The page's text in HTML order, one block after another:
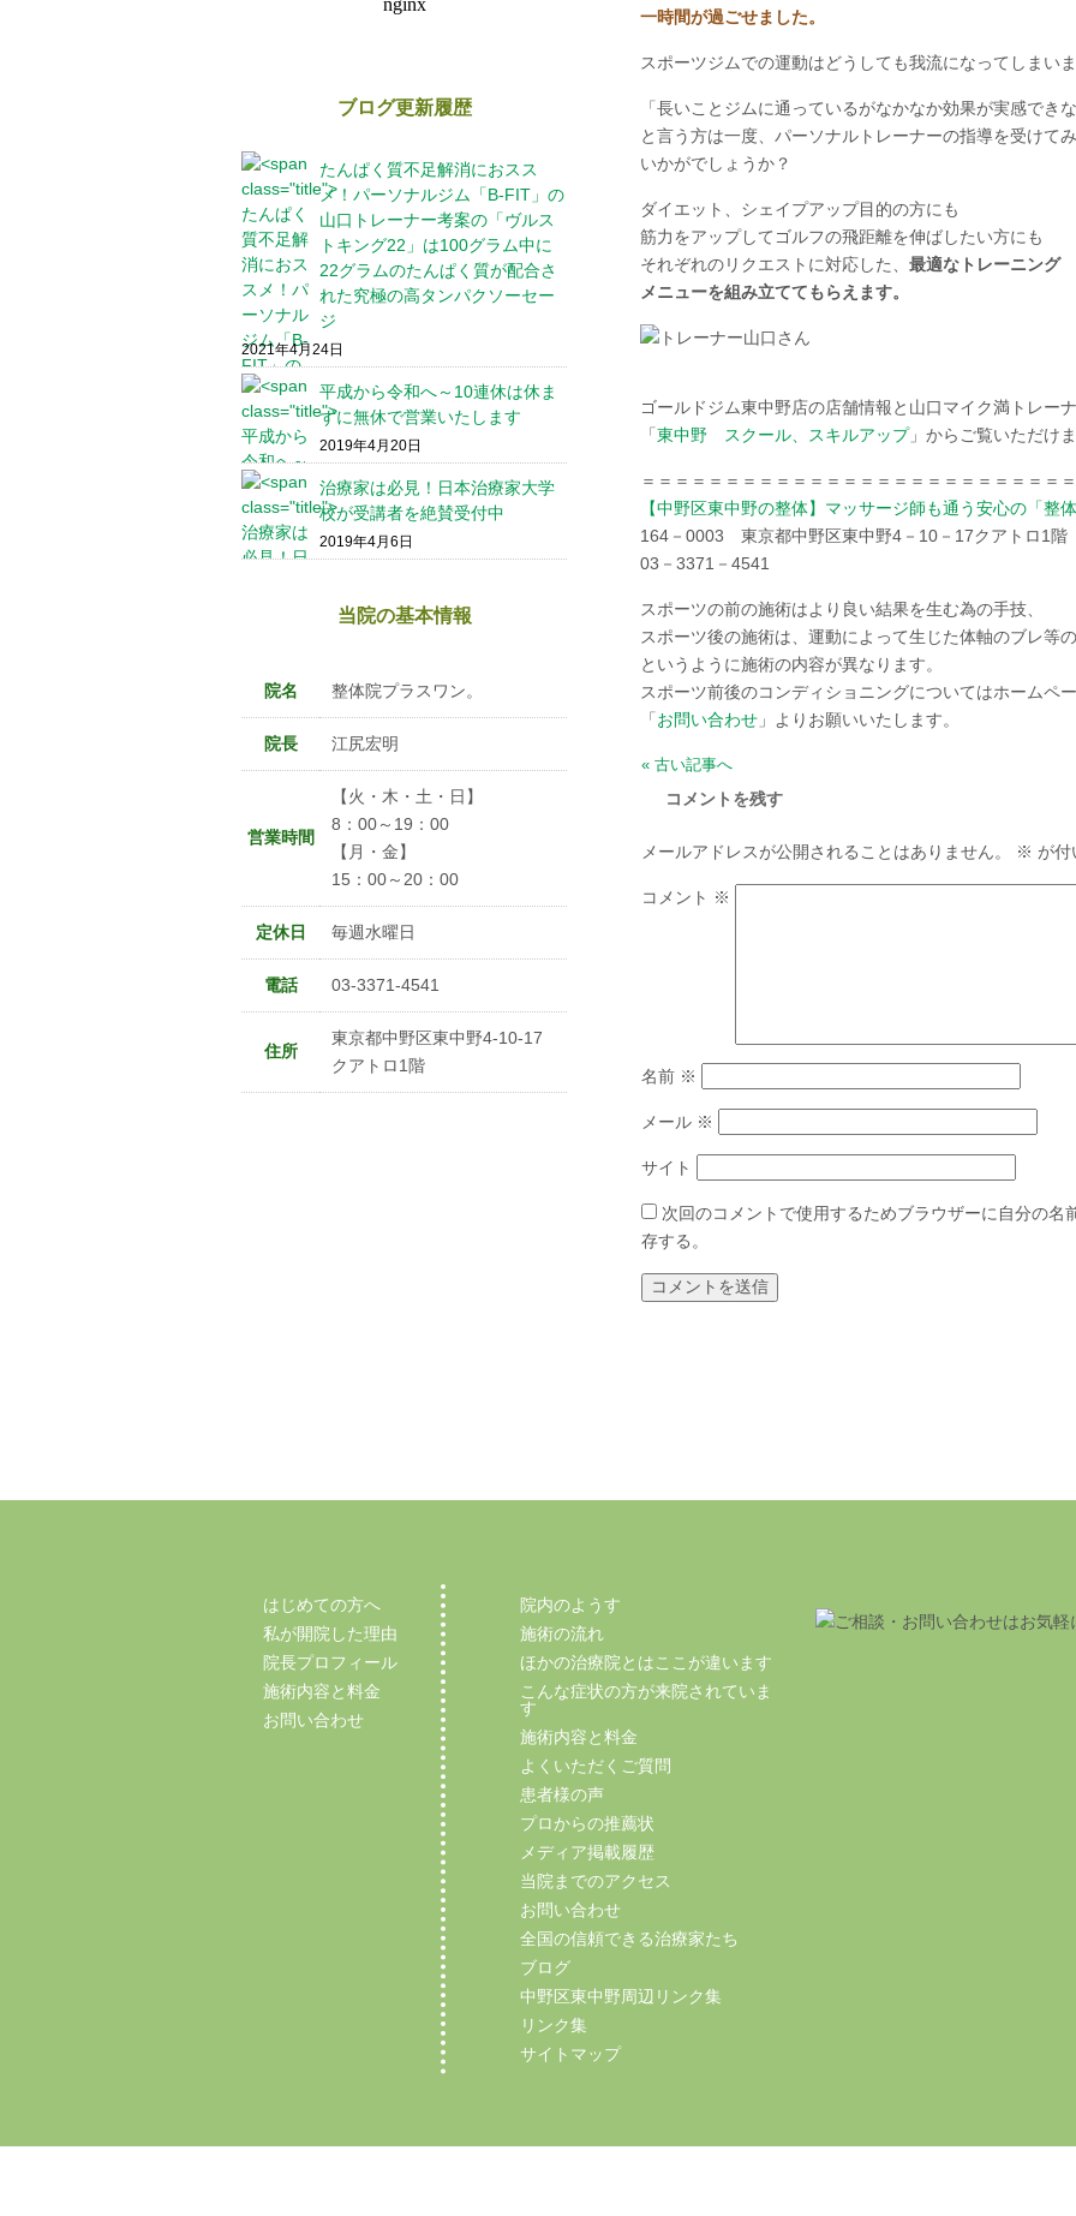
一時間が過ごせました。
スポーツジムでの運動はどうしても我流になってしまいま
「長いことジムに通っているがなかなか効果が実感できな
と言う方は一度、パーソナルトレーナーの指導を受けて
いかがでしょうか？
ダイエット、シェイプアップ目的の方にも
筋力をアップしてゴルフの飛距離を伸ばしたい方にも
それぞれのリクエストに対応した、 最適なトレーニング
メニューを組み立ててもらえます。
ゴールドジム東中野店の店舗情報と山口マイク満トレー
「 東中野 スクール、スキルアップ」からご覧いただけま
＝＝＝＝＝＝＝＝＝＝＝＝＝＝＝＝＝＝＝＝＝＝＝＝＝
【中野区東中野の整体】マッサージ師も通う安心の「整
164－0003 東京都中野区東中野4－10－17クアトロ1階
03－3371－4541
スポーツの前の施術はより良い結果を生む為の手技、
スポーツ後の施術は、運動によって生じた体軸のブレ等
というように施術の内容が異なります。
スポーツ前後のコンディショニングについてはホームペ
「 お問い合わせ 」よりお願いいたします。
« 古い記事へ
コメントを残す
メールアドレスが公開されることはありません。 ※ が付
コメント ※
名前 ※
メール ※
サイト
次回のコメントで使用するためブラウザーに自分の名
存する。
ブログ更新履歴
たんぱく質不足解消におスス
メ！パーソナルジム「B-FIT」の
山口トレーナー考案の「ヴルス
トキング22」は100グラム中に
22グラムのたんぱく質が配合さ
れた究極の高タンパクソーセー
ジ
2021年4月24日
平成から令和へ～10連休は休ま
ずに無休で営業いたします
2019年4月20日
治療家は必見！日本治療家大学
校が受講者を絶賛受付中
2019年4月6日
当院の基本情報
院名 整体院プラスワン。
院長 江尻宏明
営業時間
【火・木・土・日】
8：00～19：00
【月・金】
15：00～20：00
定休日 毎週水曜日
電話 03-3371-4541
住所
東京都中野区東中野4-10-17
クアトロ1階
はじめての方へ
私が開院した理由
院長プロフィール
施術内容と料金
お問い合わせ
院内のようす
施術の流れ
ほかの治療院とはここが違います
こんな症状の方が来院されていま
す
施術内容と料金
よくいただくご質問
患者様の声
プロからの推薦状
メディア掲載履歴
当院までのアクセス
お問い合わせ
全国の信頼できる治療家たち
ブログ
中野区東中野周辺リンク集
リンク集
サイトマップ